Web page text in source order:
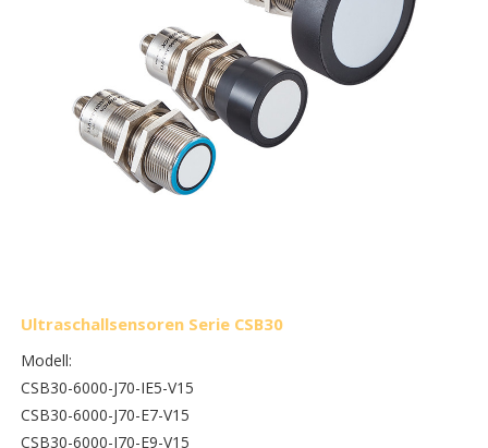
Ultraschallsensoren Serie CSB30
Modell:
CSB30-6000-J70-IE5-V15
CSB30-6000-J70-E7-V15
CSB30-6000-J70-E9-V15